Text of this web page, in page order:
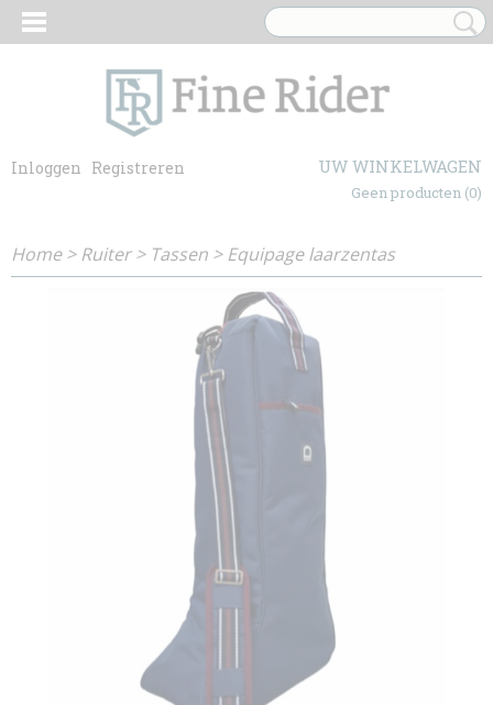
Inloggen Registreren UW WINKELWAGEN
Geen producten (0)
Home>Ruiter> Tassen >Equipage laarzentas